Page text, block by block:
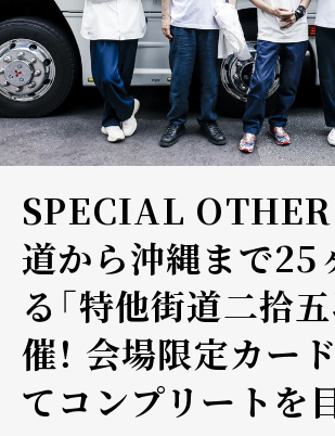
SPECIAL
道から沖縄まで25
る「特他街道二拾五
催！ 会場限定カー
てコンプリートを